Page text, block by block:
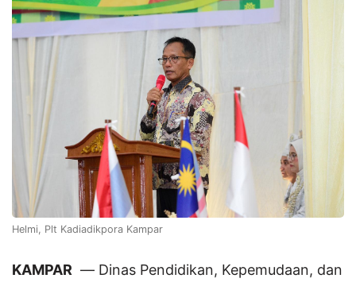
Helmi, Plt Kadiadikpora Kampar
KAMPAR — Dinas Pendidikan, Kepemudaan, dan